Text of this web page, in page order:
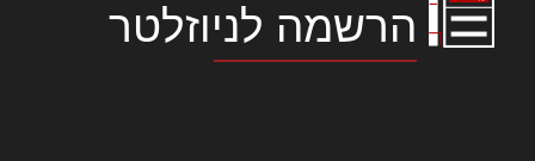
הרשמה לניוזלטר